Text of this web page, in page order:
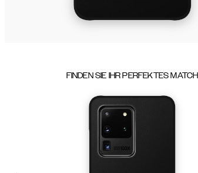
FINDEN SIE IHR PERFEKTES MATCH